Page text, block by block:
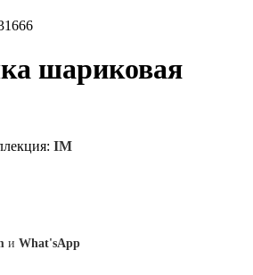
шариковая
IM
и What'sApp